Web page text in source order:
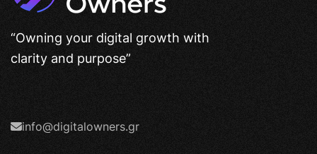
“Owning your digital growth with
clarity and purpose”
info@digitalowners.gr